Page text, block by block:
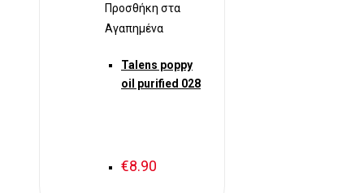
Προσθήκη στα
Αγαπημένα
Talens poppy
oil purified 028
€8.90